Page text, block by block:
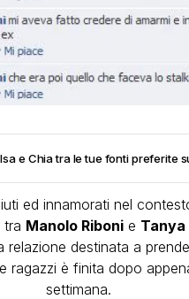
e Chia tra le tue fonti preferite
ed innamorati nel
tra Manolo Riboni e Tanya
relazione destinata a
ragazzi è finita dopo
settimana.